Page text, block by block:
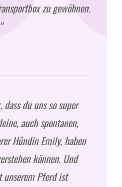
zu gewöhnen.
du uns so super
auch spontanen,
Hündin Emily, haben
können. Und
Pferd ist